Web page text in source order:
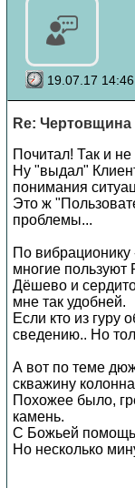
19.07.17 14:46
Re: Чертовщина
Почитал! Так и
Ну "выдал"
понимания
Это ж
проблемы...
По вибрационику
многие пользуют
Дёшево и
мне так удобней.
Если кто из гуру
сведению.. Но
А вот по теме
скважину
Похожее было,
камень.
С Божьей
Но несколько